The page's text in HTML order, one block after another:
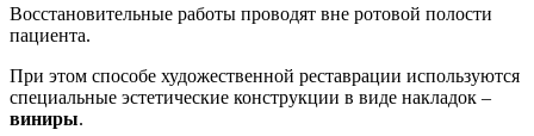
Восстановительные работы проводят вне ротовой полости
пациента.
При этом способе художественной реставрации используются
специальные эстетические конструкции в виде накладок –
виниры.